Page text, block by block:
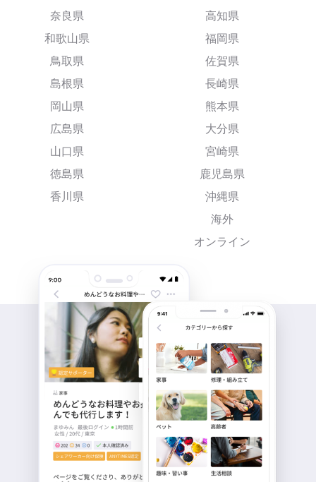
奈良県
和歌山県
鳥取県
島根県
岡山県
広島県
山口県
徳島県
香川県
高知県
福岡県
佐賀県
長崎県
熊本県
大分県
宮崎県
鹿児島県
沖縄県
海外
オンライン